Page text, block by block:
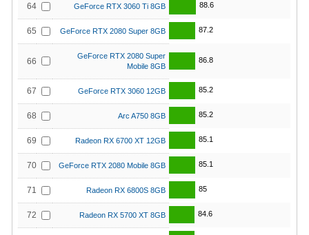
64 GeForce RTX 3060 Ti 8GB 88.6
65 GeForce RTX 2080 Super 8GB 87.2
66
GeForce RTX 2080 Super
Mobile 8GB
86.8
67 GeForce RTX 3060 12GB 85.2
68 Arc A750 8GB 85.2
69 Radeon RX 6700 XT 12GB 85.1
70 GeForce RTX 2080 Mobile 8GB 85.1
71 Radeon RX 6800S 8GB 85
72 Radeon RX 5700 XT 8GB 84.6